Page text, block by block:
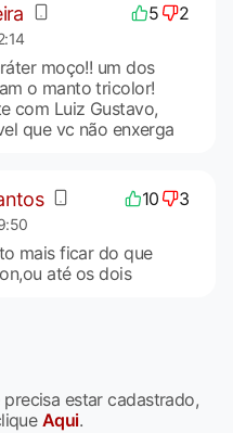
5 2
moço!! um dos
o manto tricolor!
com Luiz Gustavo,
que vc não enxerga
10 3
mais ficar do que
até os dois
estar cadastrado,
Aqui.